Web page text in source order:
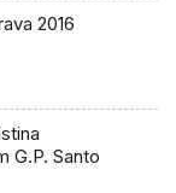
2016
G.P. Santo